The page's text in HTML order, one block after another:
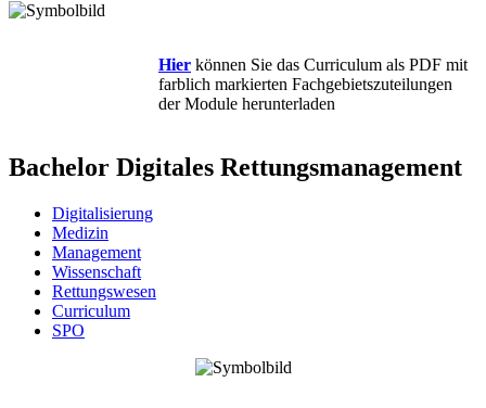
Hier können Sie das Curriculum als PDF mit
farblich markierten Fachgebietszuteilungen
der Module herunterladen
Bachelor Digitales Rettungsmanagement
Digitalisierung
Medizin
Management
Wissenschaft
Rettungswesen
Curriculum
SPO